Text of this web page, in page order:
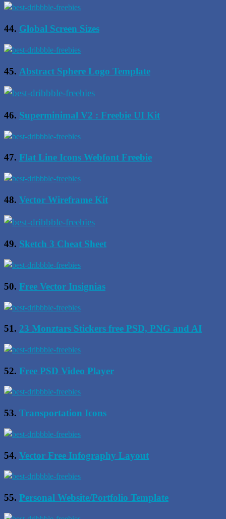
44. Global Screen Sizes
45. Abstract Sphere Logo Template
46. Superminimal V2 : Freebie UI Kit
47. Flat Line Icons Webfont Freebie
48. Vector Wireframe Kit
49. Sketch 3 Cheat Sheet
50. Free Vector Insignias
51. 23 Monztars Stickers free PSD, PNG and AI
52. Free PSD Video Player
53. Transportation Icons
54. Vector Free Infography Layout
55. Personal Website/Portfolio Template